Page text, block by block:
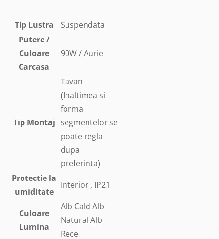
Tip Lustra
Suspendata
Putere /
Culoare
Carcasa
90W / Aurie
Tip Montaj
Tavan
(Inaltimea si
forma
segmentelor se
poate regla
dupa
preferinta)
Protectie la
umiditate
Interior , IP21
Culoare
Lumina
Alb Cald Alb
Natural Alb
Rece